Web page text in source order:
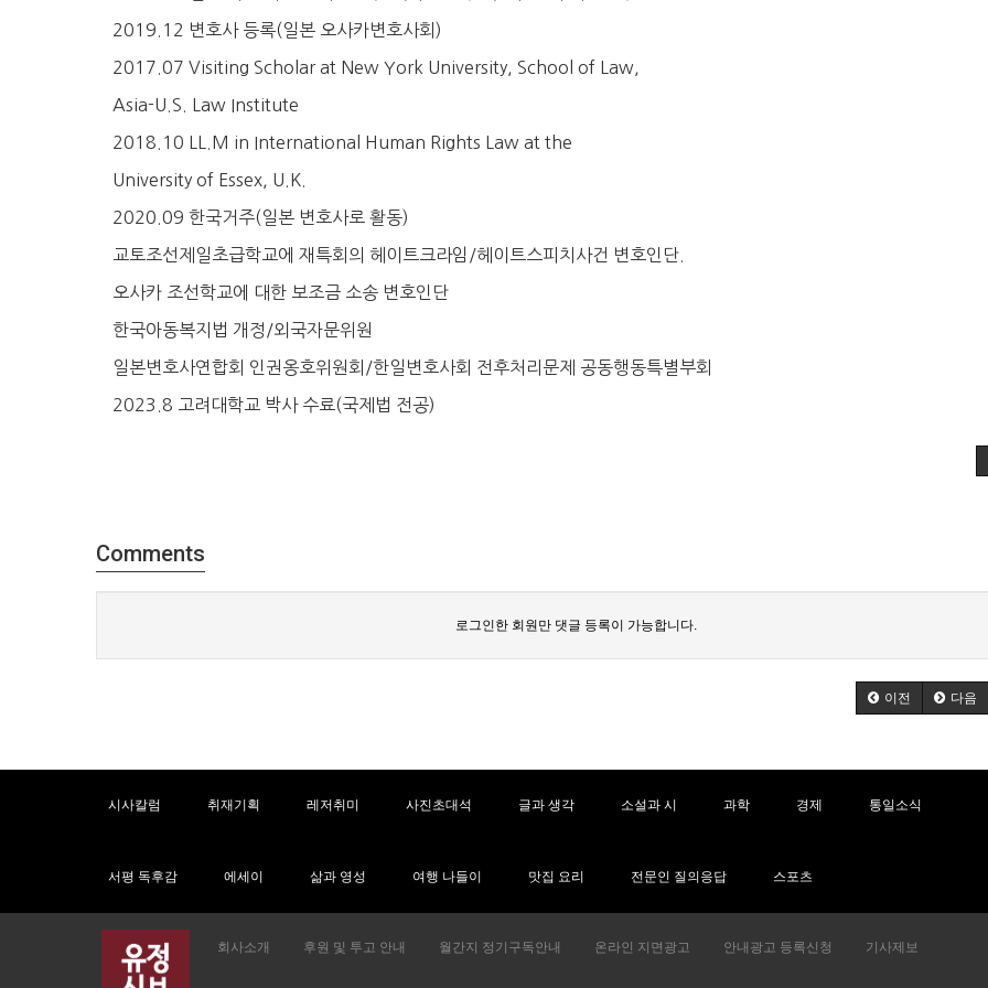
2019.12 변호사 등록(일본 오사카변호사회)
2017.07 Visiting Scholar at New York University, School of Law,
Asia-U.S. Law Institute
2018.10 LL.M in International Human Rights Law at the
University of Essex, U.K.
2020.09 한국거주(일본 변호사로 활동)
교토조선제일초급학교에 재특회의 헤이트크라임/헤이트스피치사건 변호인단.
오사카 조선학교에 대한 보조금 소송 변호인단
한국아동복지법 개정/외국자문위원
일본변호사연합회 인권옹호위원회/한일변호사회 전후처리문제 공동행동특별부회
2023.8 고려대학교 박사 수료(국제법 전공)
Comments
로그인한 회원만 댓글 등록이 가능합니다.
이전 다음
시사칼럼 취재기획 레저취미 사진초대석 글과 생각 소설과 시 과학 경제 통일소식
서평 독후감 에세이 삶과 영성 여행 나들이 맛집 요리 전문인 질의응답 스포츠
회사소개 후원 및 투고 안내 월간지 정기구독안내 온라인 지면광고 안내광고 등록신청 기사제보